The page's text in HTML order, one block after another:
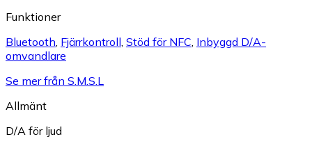
Funktioner
Bluetooth, Fjärrkontroll, Stöd för NFC, Inbyggd D/A-
omvandlare
Se mer från S.M.S.L
Allmänt
D/A för ljud